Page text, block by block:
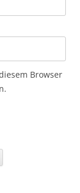
Browser